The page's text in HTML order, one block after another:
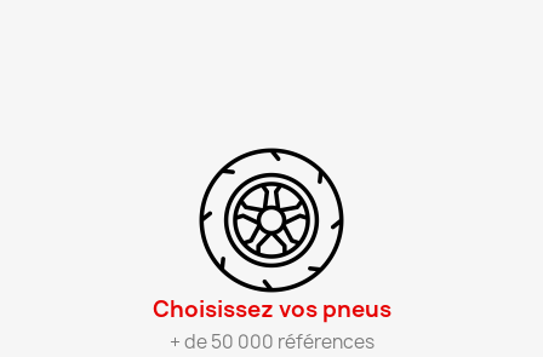
Choisissez vos pneus​
+ de 50 000 références